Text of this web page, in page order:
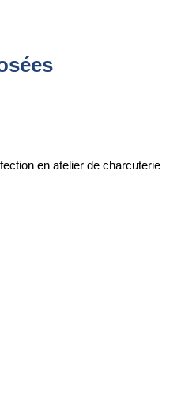
en atelier de charcuterie